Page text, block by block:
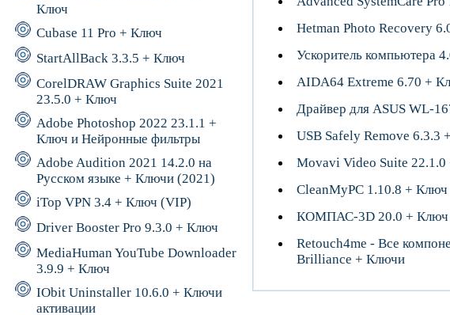
Ключ
Cubase 11 Pro + Ключ
StartAllBack 3.3.5 + Ключ
CorelDRAW Graphics Suite 2021
23.5.0 + Ключ
Adobe Photoshop 2022 23.1.1 +
Ключ и Нейронные фильтры
Adobe Audition 2021 14.2.0 на
Русском языке + Ключи (2021)
iTop VPN 3.4 + Ключ (VIP)
Driver Booster Pro 9.3.0 + Ключ
MediaHuman YouTube Downloader
3.9.9 + Ключ
IObit Uninstaller 10.6.0 + Ключи
активации
Hetman Photo Recovery
Ускоритель компьютера
AIDA64 Extreme 6.70 +
Драйвер для ASUS WL-
USB Safely Remove 6.3.3
Movavi Video Suite
CleanMyPC 1.10.8 + Ключ
КОМПАС-3D 20.0 + Ключ
Retouch4me - Все
Brilliance + Ключи